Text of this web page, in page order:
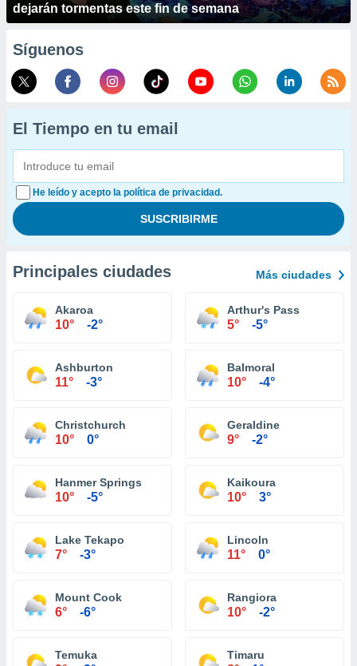
dejarán tormentas este fin de semana
Síguenos
El Tiempo en tu email
He leído y acepto la política de privacidad.
Principales ciudades Más ciudades
Akaroa
10° -2°
Arthur's Pass
5° -5°
Ashburton
11° -3°
Balmoral
10° -4°
Christchurch
10° 0°
Geraldine
9° -2°
Hanmer Springs
10° -5°
Kaikoura
10° 3°
Lake Tekapo
7° -3°
Lincoln
11° 0°
Mount Cook
6° -6°
Rangiora
10° -2°
Temuka Timaru